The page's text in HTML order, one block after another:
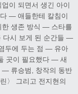
이 되면서 생긴 아이
— 애들한테 칼침이
한 생존 방식 — 스타를
다시 보게 된 순간들 —
두에 두는 점 — 유아
곳이 필요했다 — 새
— 류승범, 창작의 동반
〉 그리고 전지현의